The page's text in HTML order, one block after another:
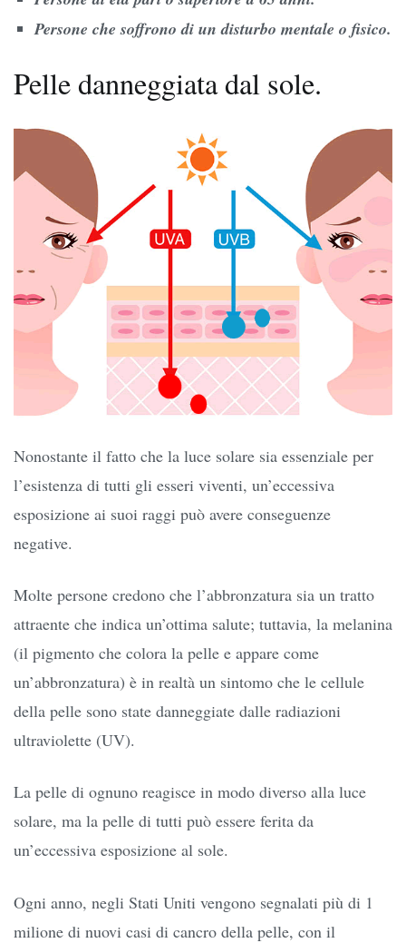
Persone che soffrono di un disturbo mentale o fisico.
Pelle danneggiata dal sole.
Nonostante il fatto che la luce solare sia essenziale per
l’esistenza di tutti gli esseri viventi, un’eccessiva
esposizione ai suoi raggi può avere conseguenze
negative.
Molte persone credono che l’abbronzatura sia un tratto
attraente che indica un’ottima salute; tuttavia, la melanina
(il pigmento che colora la pelle e appare come
un’abbronzatura) è in realtà un sintomo che le cellule
della pelle sono state danneggiate dalle radiazioni
ultraviolette (UV).
La pelle di ognuno reagisce in modo diverso alla luce
solare, ma la pelle di tutti può essere ferita da
un’eccessiva esposizione al sole.
Ogni anno, negli Stati Uniti vengono segnalati più di 1
milione di nuovi casi di cancro della pelle, con il